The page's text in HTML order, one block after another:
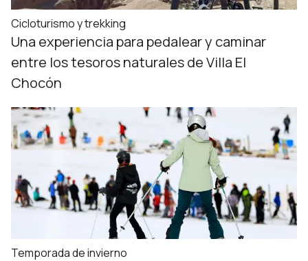
Cicloturismo y trekking
Una experiencia para pedalear y caminar
entre los tesoros naturales de Villa El
Chocón
Temporada de invierno